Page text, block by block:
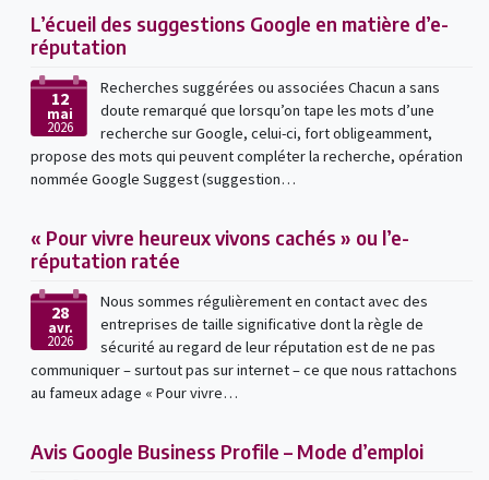
L’écueil des suggestions Google en matière d’e-
réputation
12
mai
2026
Recherches suggérées ou associées Chacun a sans
doute remarqué que lorsqu’on tape les mots d’une
recherche sur Google, celui-ci, fort obligeamment,
propose des mots qui peuvent compléter la recherche, opération
nommée Google Suggest (suggestion…
« Pour vivre heureux vivons cachés » ou l’e-
réputation ratée
28
avr.
2026
Nous sommes régulièrement en contact avec des
entreprises de taille significative dont la règle de
sécurité au regard de leur réputation est de ne pas
communiquer – surtout pas sur internet – ce que nous rattachons
au fameux adage « Pour vivre…
Avis Google Business Profile – Mode d’emploi